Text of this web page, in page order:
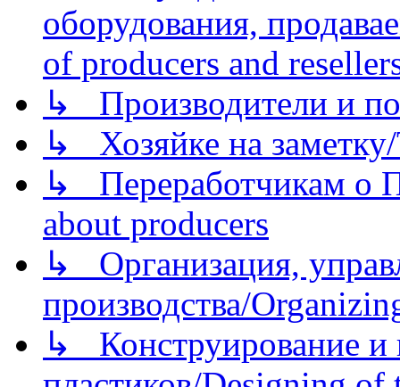
оборудования,
of producers and
↳ Производители и
↳ Хозяйке на
↳ Переработчикам о
about producers
↳ Организация,
производства/
↳ Конструирование и